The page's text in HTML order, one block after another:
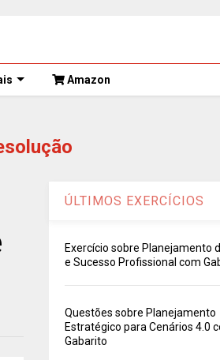
Amazon
ÚLTIMOS EXERCÍCIOS
Exercício sobre Planejamento
e Sucesso Profissional com
Questões sobre Planejamento
Estratégico para Cenários 4.0
Gabarito